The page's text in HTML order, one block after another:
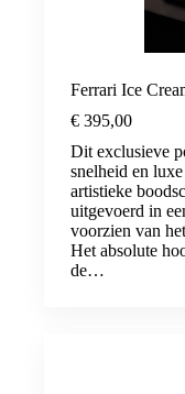
Ferrari Ice
€ 395,00
Dit exclusieve
snelheid en
artistieke
uitgevoerd in
voorzien van
Het absolute
de…